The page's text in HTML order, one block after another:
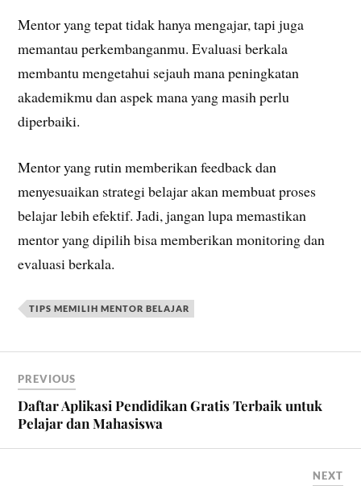
Mentor yang tepat tidak hanya mengajar, tapi juga
memantau perkembanganmu. Evaluasi berkala
membantu mengetahui sejauh mana peningkatan
akademikmu dan aspek mana yang masih perlu
diperbaiki.
Mentor yang rutin memberikan feedback dan
menyesuaikan strategi belajar akan membuat proses
belajar lebih efektif. Jadi, jangan lupa memastikan
mentor yang dipilih bisa memberikan monitoring dan
evaluasi berkala.
TIPS MEMILIH MENTOR BELAJAR
PREVIOUS
Daftar Aplikasi Pendidikan Gratis Terbaik untuk
Pelajar dan Mahasiswa
NEXT